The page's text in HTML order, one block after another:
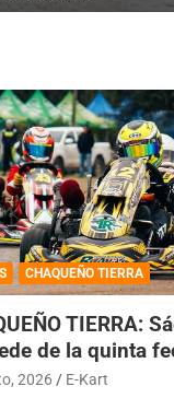
CHAQUEÑO TIERRA
TIERRA:
de la quinta
2026 E-Kart